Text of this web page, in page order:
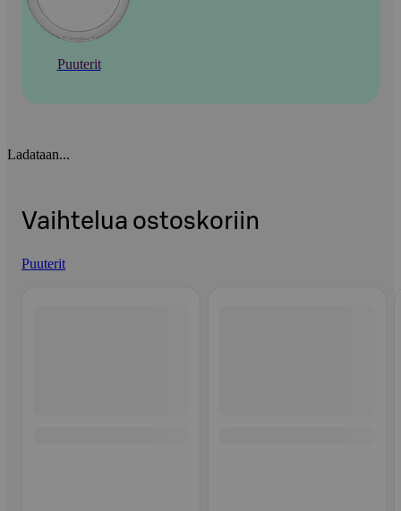
Puuterit
Ladataan...
Vaihtelua ostoskoriin
Puuterit